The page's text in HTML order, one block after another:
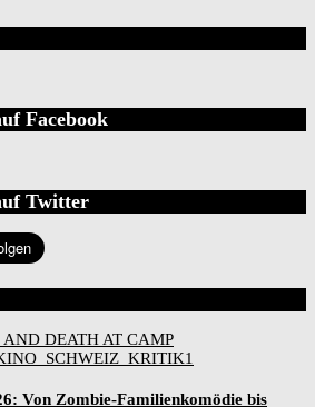
Facebook
Twitter
Von Zombie-Familienkomödie bis